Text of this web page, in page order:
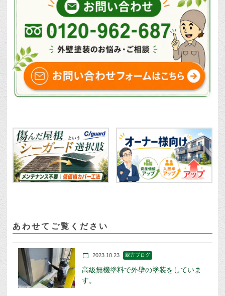
あわせてご覧ください
2023.10.23 親方ブログ
高級無機塗料で外壁の塗装をしていま
す。